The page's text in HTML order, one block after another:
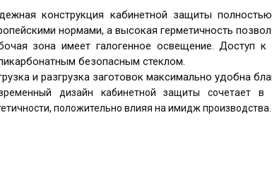
конструкция кабинетной защиты
нормами, а высокая герметичность
зона имеет галогенное освещение. Доступ
безопасным стеклом.
и разгрузка заготовок максимально удобна
дизайн кабинетной защиты сочетает в
положительно влияя на имидж производства.